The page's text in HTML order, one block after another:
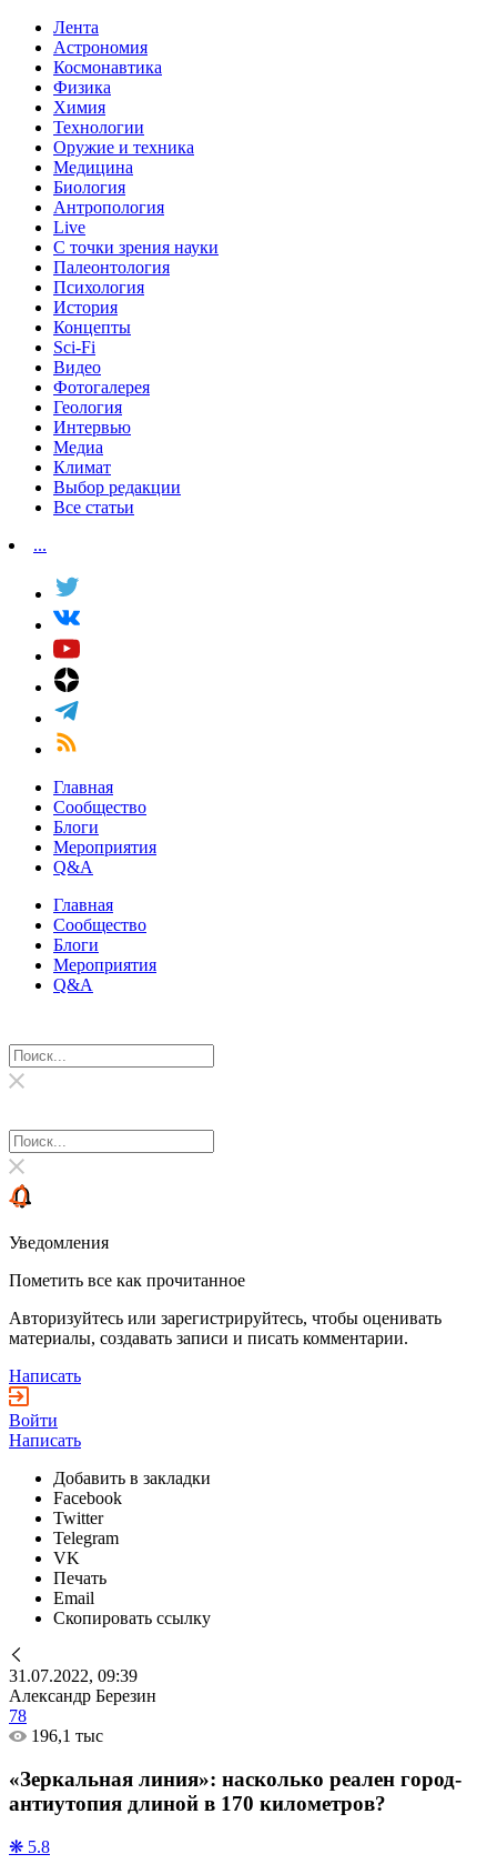
Лента
Астрономия
Космонавтика
Физика
Химия
Технологии
Оружие и техника
Медицина
Биология
Антропология
Live
С точки зрения науки
Палеонтология
Психология
История
Концепты
Sci-Fi
Видео
Фотогалерея
Геология
Интервью
Медиа
Климат
Выбор редакции
Все статьи
...
Главная
Сообщество
Блоги
Мероприятия
Q&A
Главная
Сообщество
Блоги
Мероприятия
Q&A
Уведомления
Пометить все как прочитанное
Авторизуйтесь или зарегистрируйтесь, чтобы оценивать
материалы, создавать записи и писать комментарии.
Написать
Войти
Написать
Добавить в закладки
Facebook
Twitter
Telegram
VK
Печать
Email
Скопировать ссылку
31.07.2022, 09:39
Александр Березин
78
196,1 тыс
«Зеркальная линия»: насколько реален город-
антиутопия длиной в 170 километров?
❋ 5.8